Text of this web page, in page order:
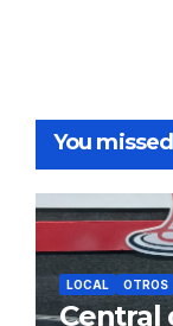
You missed
LOCAL OTROS
Central